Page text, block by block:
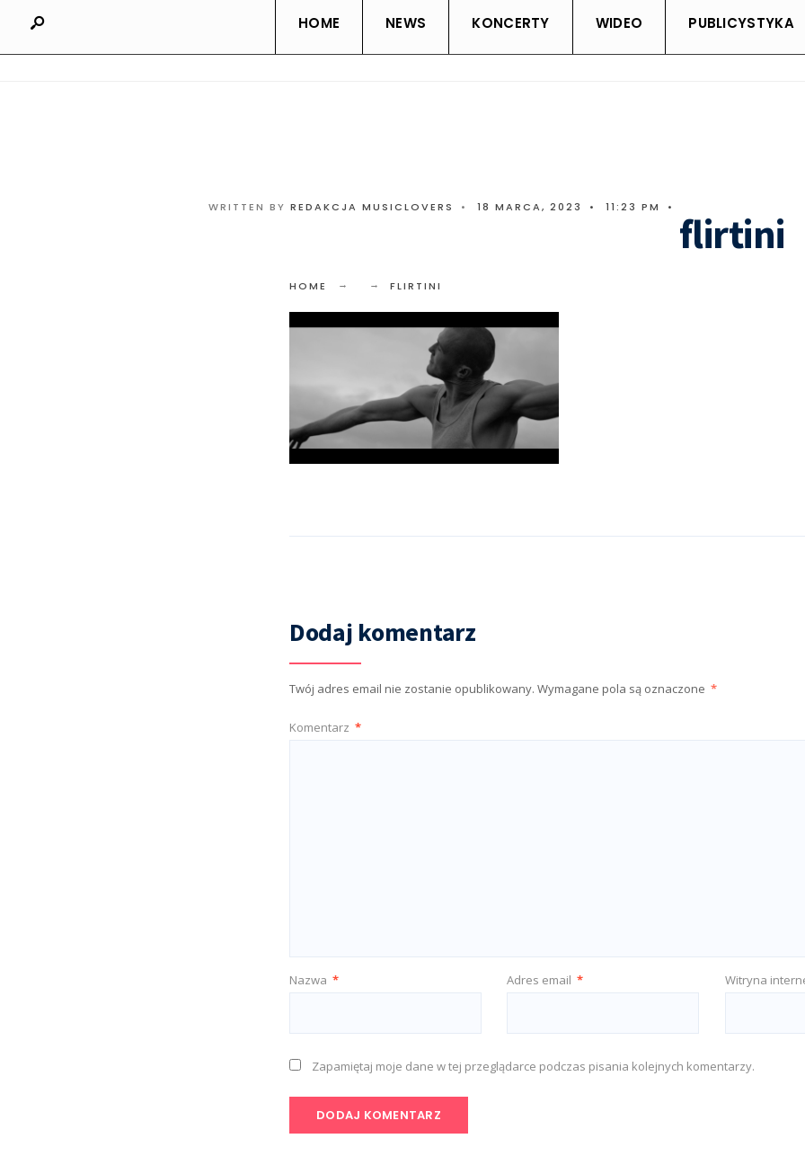
HOME NEWS KONCERTY WIDEO PUBLICYSTYKA
WRITTEN BY REDAKCJA MUSICLOVERS • 18 MARCA, 2023 • 11:23 PM •
flirtini
HOME FLIRTINI
Dodaj komentarz
Twój adres email nie zostanie opublikowany. Wymagane pola są oznaczone *
Komentarz *
Nazwa * Adres email * Witryna
Zapamiętaj moje dane w tej przeglądarce podczas pisania kolejnych komentarzy.